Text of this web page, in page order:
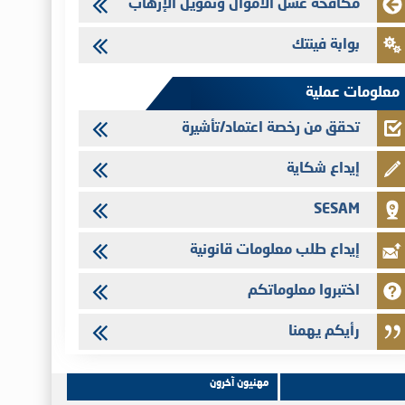
28/07/2026
24/07/2026
Saham Leasing - التحيين السنوي لملف المعلومات المتعلق ببرنامج
إصدار سندات شركات التمويل
مكافحة غسل الأموال وتمويل الإرهاب
بوابة فينتك
معلومات عملية
تحقق من رخصة اعتماد/تأشيرة
إيداع شكاية
SESAM
إيداع طلب معلومات قانونية
اختبروا معلوماتكم
رأيكم يهمنا
مهنيون آخرون